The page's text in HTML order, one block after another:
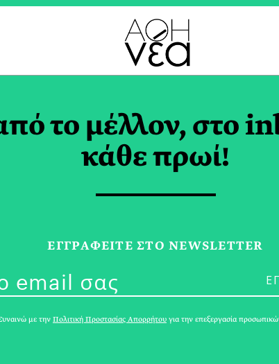
ΕΣΩ 2024 |
Piano
το μέλλον, στο
κάθε πρωί!
ΕΓΓPΑΦΕΙΤΕ ΣΤΟ NEWSLETTER
με τηνΠολιτική Προστασίας Απορρήτου για την επεξεργασία